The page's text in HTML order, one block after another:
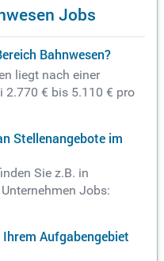
Jobs
Bahnwesen?
liegt nach einer
2.770 € bis 5.110 € pro
Stellenangebote im
Sie z.B. in
Jobs:
Aufgabengebiet